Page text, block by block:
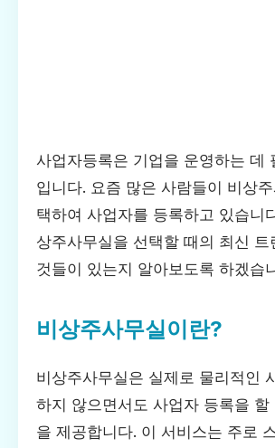
사업자등록은 기업을 운영하는 데
입니다. 요즘 많은 사람들이 비상
택하여 사업자를 등록하고 있습니
상주사무실을 선택할 때의 최신 트
것들이 있는지 알아보도록 하겠습
비상주사무실이란?
비상주사무실은 실제로 물리적인
하지 않으면서도 사업자 등록을 할
을 제공합니다. 이 서비스는 주로